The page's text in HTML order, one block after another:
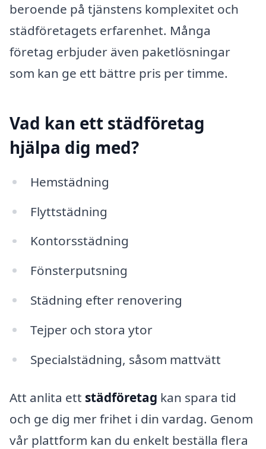
beroende på tjänstens komplexitet och
städföretagets erfarenhet. Många
företag erbjuder även paketlösningar
som kan ge ett bättre pris per timme.
Vad kan ett städföretag
hjälpa dig med?
Hemstädning
Flyttstädning
Kontorsstädning
Fönsterputsning
Städning efter renovering
Tejper och stora ytor
Specialstädning, såsom mattvätt
Att anlita ett städföretag kan spara tid
och ge dig mer frihet i din vardag. Genom
vår plattform kan du enkelt beställa flera